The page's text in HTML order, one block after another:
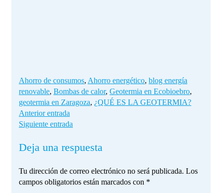
Ahorro de consumos, Ahorro energético, blog energía
renovable, Bombas de calor, Geotermia en Ecobioebro,
geotermia en Zaragoza, ¿QUÉ ES LA GEOTERMIA?
Anterior entrada
Siguiente entrada
Deja una respuesta
Tu dirección de correo electrónico no será publicada. Los
campos obligatorios están marcados con *